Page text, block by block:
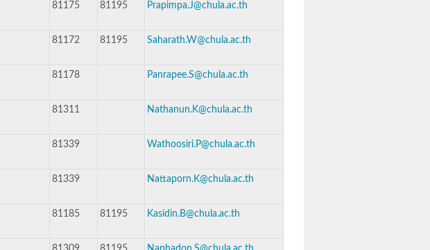
81175 81195 Prapimpa.J@chula.ac.th
81172 81195 Saharath.W@chula.ac.th
81178 Panrapee.S@chula.ac.th
81311 Nathanun.K@chula.ac.th
81339 Wathoosiri.P@chula.ac.th
81339 Nattaporn.K@chula.ac.th
81185 81195 Kasidin.B@chula.ac.th